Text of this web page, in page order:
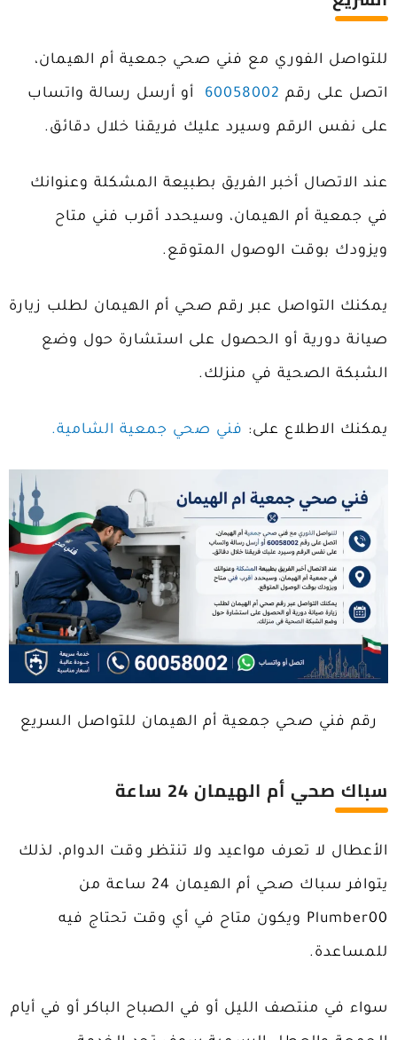
للتواصل الفوري مع فني صحي جمعية أم الهيمان،
اتصل على رقم 60058002 أو أرسل رسالة واتساب
على نفس الرقم وسيرد عليك فريقنا خلال دقائق.
عند الاتصال أخبر الفريق بطبيعة المشكلة وعنوانك
في جمعية أم الهيمان، وسيحدد أقرب فني متاح
ويزودك بوقت الوصول المتوقع.
يمكنك التواصل عبر رقم صحي أم الهيمان لطلب زيارة
صيانة دورية أو الحصول على استشارة حول وضع
الشبكة الصحية في منزلك.
يمكنك الاطلاع على: فني صحي جمعية الشامية.
رقم فني صحي جمعية أم الهيمان للتواصل السريع
سباك صحي أم الهيمان 24 ساعة
الأعطال لا تعرف مواعيد ولا تنتظر وقت الدوام، لذلك
يتوافر سباك صحي أم الهيمان 24 ساعة من
Plumber00 ويكون متاح في أي وقت تحتاج فيه
للمساعدة.
سواء في منتصف الليل أو في الصباح الباكر أو في أيام